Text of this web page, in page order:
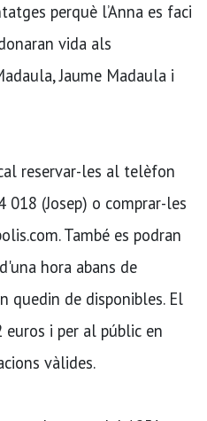
perquè l’Anna es faci
vida als
Jaume Madaula i
reservar-les al telèfon
(Josep) o comprar-les
També es podran
hora abans de
quedin de disponibles. El
euros i per al públic en
vàlides.